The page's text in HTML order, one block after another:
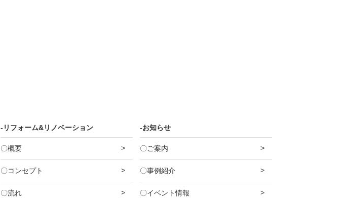
-リフォーム&リノベーション
〇概要
〇コンセプト
〇流れ
-お知らせ
〇ご案内
〇事例紹介
〇イベント情報